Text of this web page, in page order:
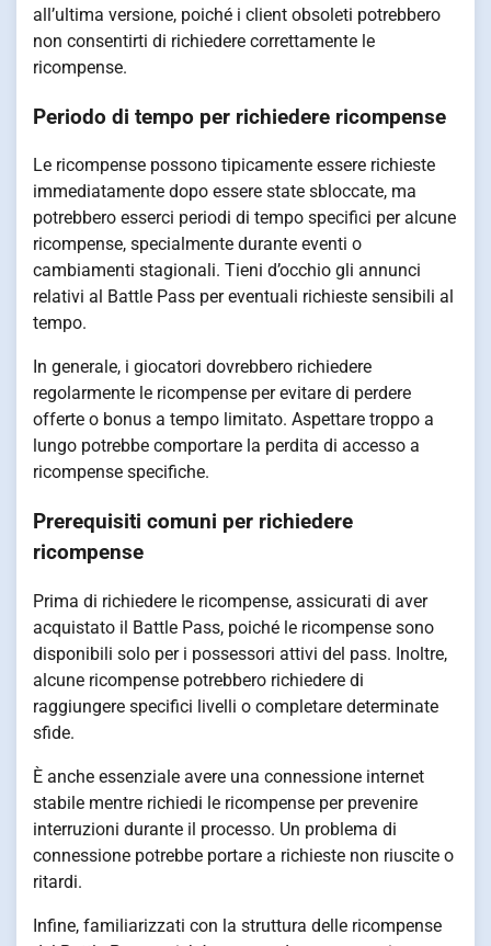
all’ultima versione, poiché i client obsoleti potrebbero
non consentirti di richiedere correttamente le
ricompense.
Periodo di tempo per richiedere ricompense
Le ricompense possono tipicamente essere richieste
immediatamente dopo essere state sbloccate, ma
potrebbero esserci periodi di tempo specifici per alcune
ricompense, specialmente durante eventi o
cambiamenti stagionali. Tieni d’occhio gli annunci
relativi al Battle Pass per eventuali richieste sensibili al
tempo.
In generale, i giocatori dovrebbero richiedere
regolarmente le ricompense per evitare di perdere
offerte o bonus a tempo limitato. Aspettare troppo a
lungo potrebbe comportare la perdita di accesso a
ricompense specifiche.
Prerequisiti comuni per richiedere
ricompense
Prima di richiedere le ricompense, assicurati di aver
acquistato il Battle Pass, poiché le ricompense sono
disponibili solo per i possessori attivi del pass. Inoltre,
alcune ricompense potrebbero richiedere di
raggiungere specifici livelli o completare determinate
sfide.
È anche essenziale avere una connessione internet
stabile mentre richiedi le ricompense per prevenire
interruzioni durante il processo. Un problema di
connessione potrebbe portare a richieste non riuscite o
ritardi.
Infine, familiarizzati con la struttura delle ricompense